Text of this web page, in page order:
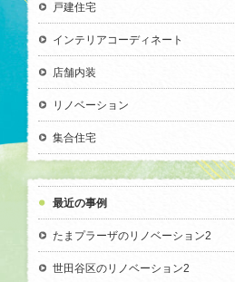
戸建住宅
インテリアコーディネート
店舗内装
リノベーション
集合住宅
最近の事例
たまプラーザのリノベーション2
世田谷区のリノベーション2